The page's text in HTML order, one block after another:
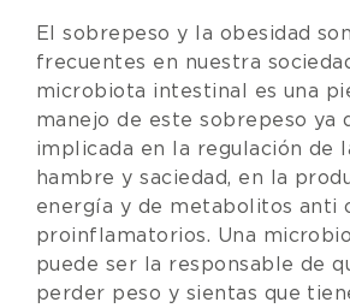
El sobrepeso y la obesidad
frecuentes en nuestra
microbiota intestinal es una
manejo de este sobrepeso ya
implicada en la regulación de
hambre y saciedad, en la
energía y de metabolitos anti
proinflamatorios. Una
puede ser la responsable de
perder peso y sientas que